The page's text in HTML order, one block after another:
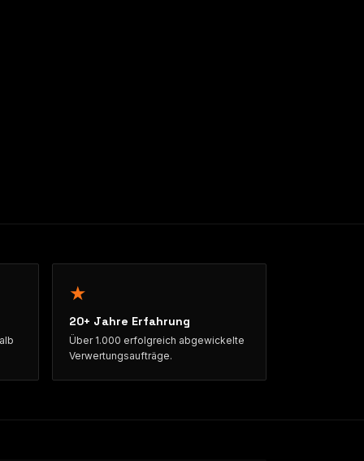
★
20+ Jahre Erfahrung
Über 1.000 erfolgreich abgewickelte
Verwertungsaufträge.